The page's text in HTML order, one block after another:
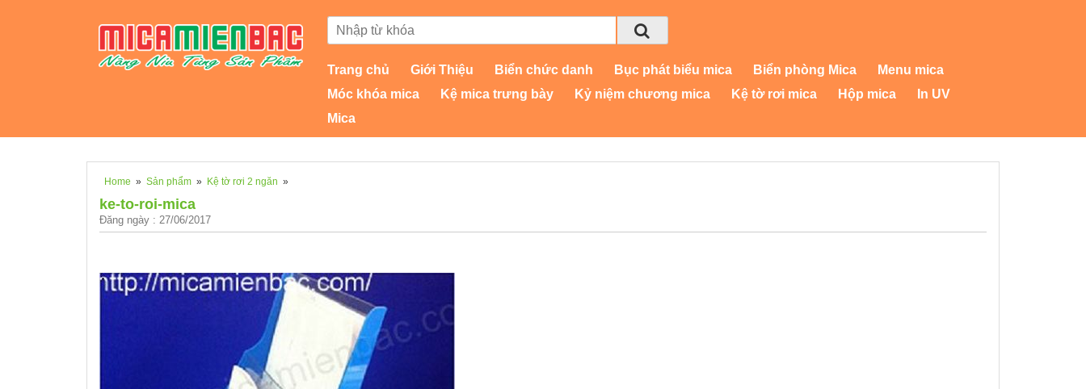
Trang chủ Giới Thiệu Biển chức danh Bục phát biểu mica Biển phòng Mica
Menu mica
Móc khóa mica
Kệ mica trưng bày Kỷ niệm chương mica Kệ tờ rơi mica Hộp mica
In UV
Mica
Home » Sản phẩm » Kệ tờ rơi 2 ngăn »
ke-to-roi-mica
Đăng ngày : 27/06/2017